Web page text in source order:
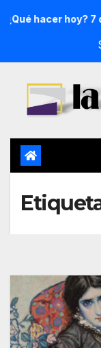
hacer hoy? 7